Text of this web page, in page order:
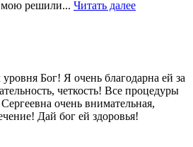
решили... Читать далее
Бог! Я очень благодарна ей за
четкость! Все процедуры
очень внимательная,
Дай бог ей здоровья!